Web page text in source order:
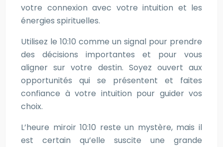
votre connexion avec votre intuition et les
énergies spirituelles.
Utilisez le 10:10 comme un signal pour prendre
des décisions importantes et pour vous
aligner sur votre destin. Soyez ouvert aux
opportunités qui se présentent et faites
confiance à votre intuition pour guider vos
choix.
L’heure miroir 10:10 reste un mystère, mais il
est certain qu’elle suscite une grande